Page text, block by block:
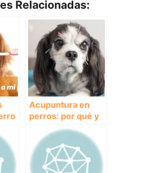
Relacionadas:
Acupuntura en
perros: por qué y
cuándo hacerla